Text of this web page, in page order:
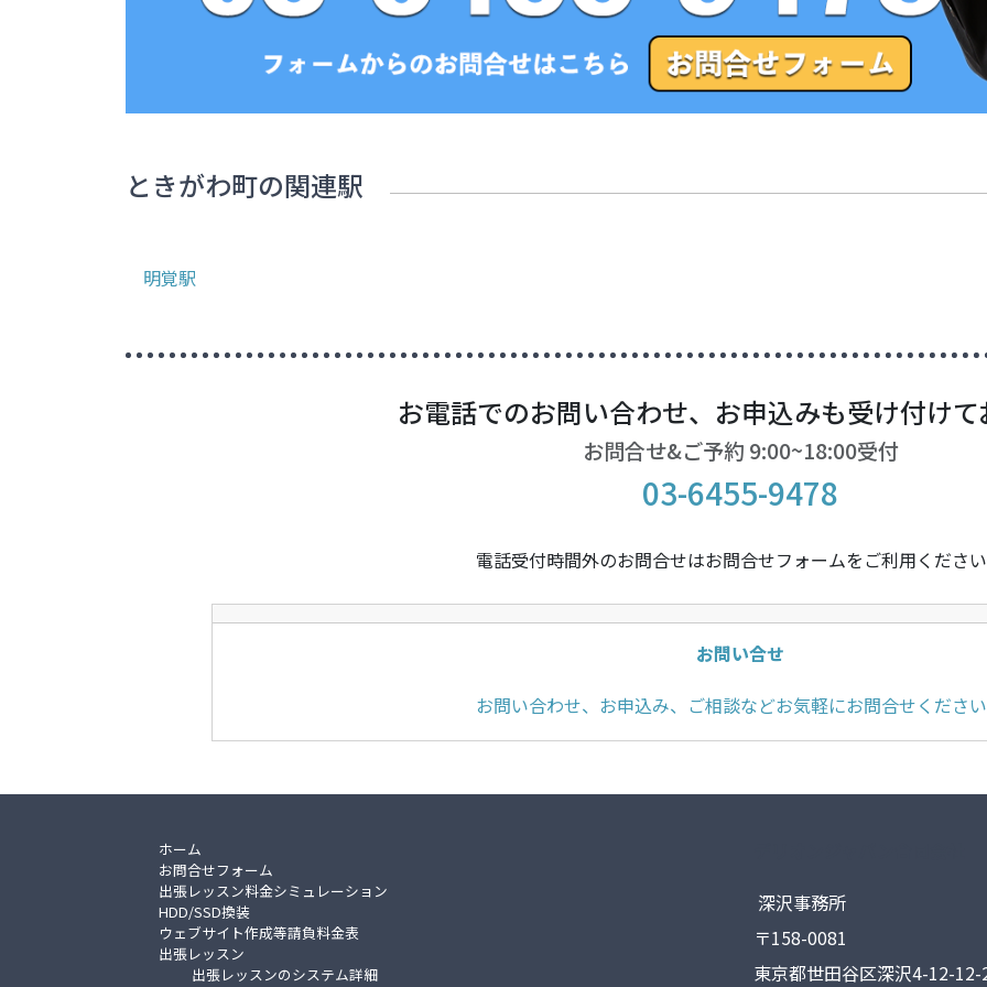
ときがわ町の関連駅
明覚駅
お電話でのお問い合わせ、お申込みも受け付け
お問合せ&ご予約 9:00~18:00受付
03-6455-9478
電話受付時間外のお問合せはお問合せフォームをご利用くださ
お問い合せ
お問い合わせ、お申込み、ご相談などお気軽にお問合せくださ
ホーム
お問合せフォーム
出張レッスン料金シミュレーション
HDD/SSD換装
ウェブサイト作成等請負料金表
出張レッスン
出張レッスンのシステム詳細
深沢事務所
〒158-0081
東京都世田谷区深沢4-12-12-